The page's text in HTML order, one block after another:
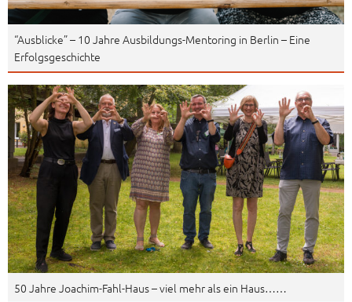
“Ausblicke” – 10 Jahre Ausbildungs-Mentoring in Berlin – Eine
Erfolgsgeschichte
50 Jahre Joachim-Fahl-Haus – viel mehr als ein Haus……